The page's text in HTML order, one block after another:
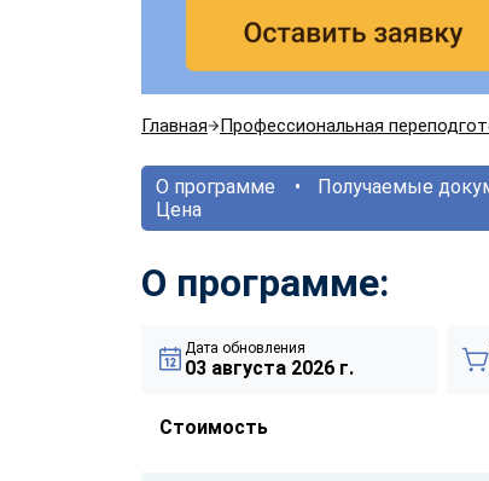
Главная Профессиональная
О программе Получаемые
Цена
О программе:
Дата обновления
03 августа 2026 г.
Стоимость